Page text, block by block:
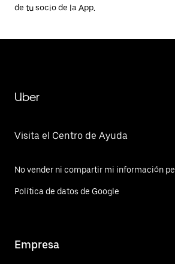
de tu socio de la App.
Uber
Visita el Centro de Ayuda
No vender ni compartir mi información
Política de datos de Google
Empresa